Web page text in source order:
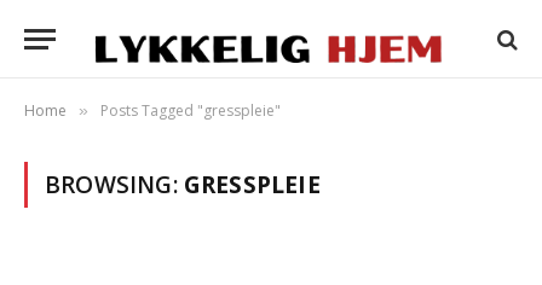
Home » Posts Tagged "gresspleie"
BROWSING: GRESSPLEIE